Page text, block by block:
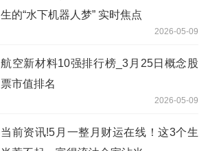
生的“水下机器人梦” 实时焦点
2026-05-09
航空新材料10强排行榜_3月25日概念股
票市值排名
2026-05-09
当前资讯!5月一整月财运在线！这3个生